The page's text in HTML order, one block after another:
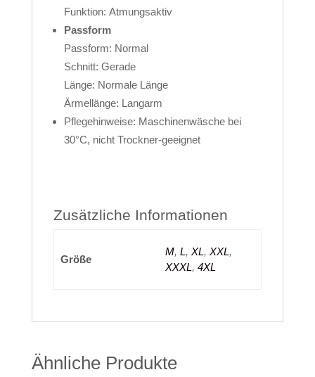
Funktion: Atmungsaktiv
Passform
Passform: Normal
Schnitt: Gerade
Länge: Normale Länge
Ärmellänge: Langarm
Pflegehinweise: Maschinenwäsche bei
30°C, nicht Trockner-geeignet
Zusätzliche Informationen
Größe
M, L, XL, XXL,
XXXL, 4XL
Ähnliche Produkte